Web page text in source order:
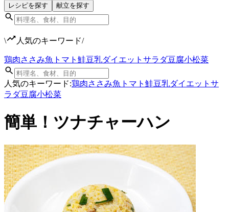
レシピを探す 献立を探す
\ 人気のキーワード/
鶏肉ささみ魚 トマト 鮭豆乳ダイエット サラダ豆腐小松菜
人気のキーワード:鶏肉ささみ魚 トマト 鮭豆乳ダイエット サ
ラダ豆腐小松菜
簡単！ツナチャーハン